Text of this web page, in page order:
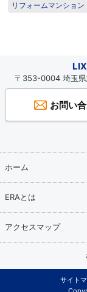
リフォームマンション
〒353-0004 埼玉
お問い
ホーム
ERAとは
アクセスマップ
サイト